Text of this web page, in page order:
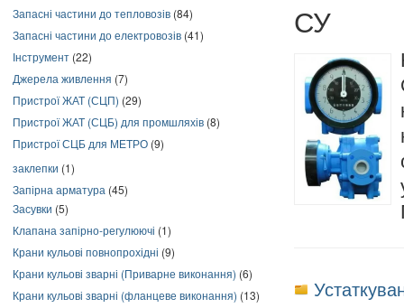
Запасні частини до тепловозів (84)
Запасні частини до електровозів (41)
Інструмент (22)
Джерела живлення (7)
Пристрої ЖАТ (СЦП) (29)
Пристрої ЖАТ (СЦБ) для промшляхів (8)
Пристрої СЦБ для МЕТРО (9)
заклепки (1)
Запірна арматура (45)
Засувки (5)
Клапана запірно-регулюючі (1)
Крани кульові повнопрохідні (9)
Крани кульові зварні (Приварне виконання) (6)
Крани кульові зварні (фланцеве виконання) (13)
СУ